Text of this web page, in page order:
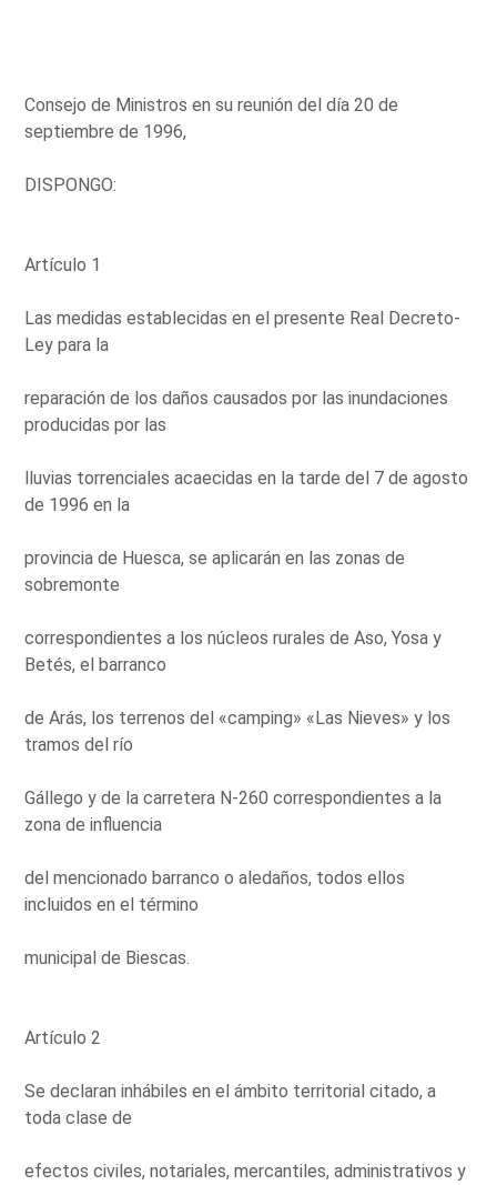
Consejo de Ministros en su reunión del día 20 de
septiembre de 1996,
DISPONGO:
Artículo 1
Las medidas establecidas en el presente Real Decreto-
Ley para la
reparación de los daños causados por las inundaciones
producidas por las
lluvias torrenciales acaecidas en la tarde del 7 de agosto
de 1996 en la
provincia de Huesca, se aplicarán en las zonas de
sobremonte
correspondientes a los núcleos rurales de Aso, Yosa y
Betés, el barranco
de Arás, los terrenos del «camping» «Las Nieves» y los
tramos del río
Gállego y de la carretera N-260 correspondientes a la
zona de influencia
del mencionado barranco o aledaños, todos ellos
incluidos en el término
municipal de Biescas.
Artículo 2
Se declaran inhábiles en el ámbito territorial citado, a
toda clase de
efectos civiles, notariales, mercantiles, administrativos y